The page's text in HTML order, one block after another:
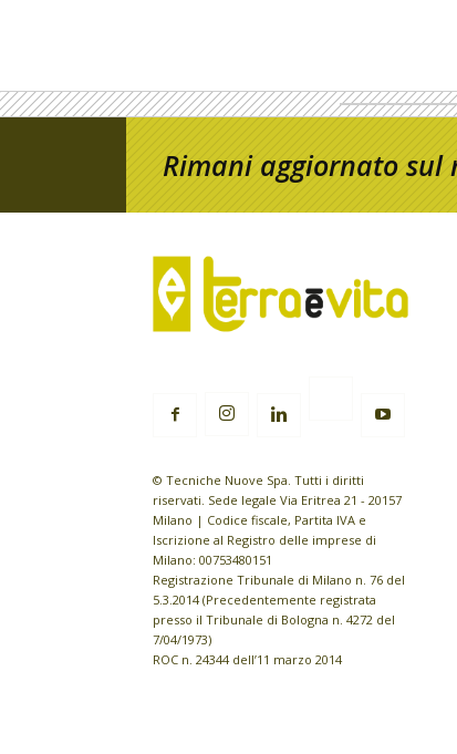
Rimani aggiornato sul
© Tecniche Nuove Spa. Tutti i diritti
riservati. Sede legale Via Eritrea 21 - 20157
Milano | Codice fiscale, Partita IVA e
Iscrizione al Registro delle imprese di
Milano: 00753480151
Registrazione Tribunale di Milano n. 76 del
5.3.2014 (Precedentemente registrata
presso il Tribunale di Bologna n. 4272 del
7/04/1973)
ROC n. 24344 dell’11 marzo 2014